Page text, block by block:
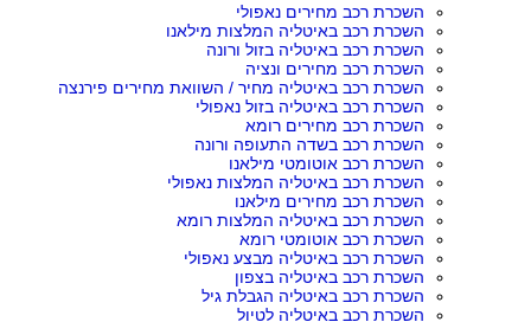
השכרת רכב מחירים נאפולי
השכרת רכב באיטליה המלצות מילאנו
השכרת רכב באיטליה בזול ורונה
השכרת רכב מחירים ונציה
השכרת רכב באיטליה מחיר / השוואת מחירים פירנצה
השכרת רכב באיטליה בזול נאפולי
השכרת רכב מחירים רומא
השכרת רכב בשדה התעופה ורונה
השכרת רכב אוטומטי מילאנו
השכרת רכב באיטליה המלצות נאפולי
השכרת רכב מחירים מילאנו
השכרת רכב באיטליה המלצות רומא
השכרת רכב אוטומטי רומא
השכרת רכב באיטליה מבצע נאפולי
השכרת רכב באיטליה בצפון
השכרת רכב באיטליה הגבלת גיל
השכרת רכב באיטליה לטיול